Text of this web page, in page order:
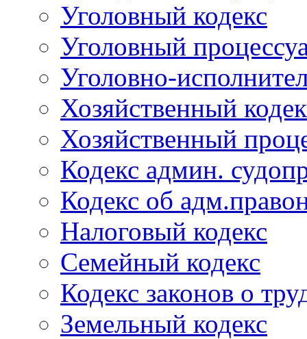
Уголовный кодекс
Уголовный
Уголовно-
Хозяйственный
Хозяйственный
Кодекс админ.
Кодекс об
Налоговый кодекс
Семейный кодекс
Кодекс законов о
Земельный кодекс